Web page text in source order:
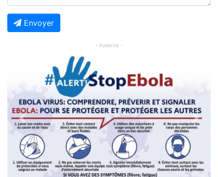
Envoyer
- Publicité -
Previous Next